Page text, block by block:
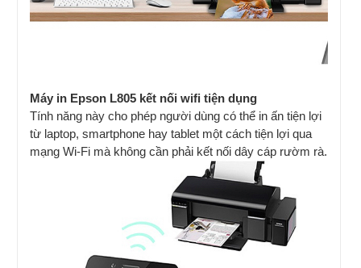
Máy in Epson L805 kết nối wifi tiện dụng
Tính năng này cho phép người dùng có thể in ấn tiện lợi
từ laptop, smartphone hay tablet một cách tiện lợi qua
mạng Wi-Fi mà không cần phải kết nối dây cáp rườm rà.